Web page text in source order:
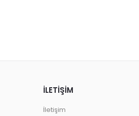
İLETİŞİM
İletişim